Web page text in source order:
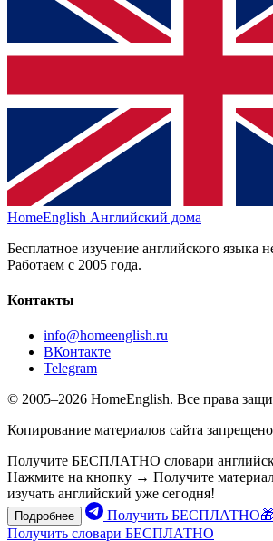
HomeEnglish Английский дома
Бесплатное изучение английского языка
Работаем с 2005 года.
Контакты
info@homeenglish.ru
ВКонтакте
Telegram
© 2005–2026 HomeEnglish. Все права
Копирование материалов сайта
Получите БЕСПЛАТНО словари
Нажмите на кнопку → Получите
изучать английский уже сегодня!
Подробнее
Получить БЕСПЛАТНО🎁
Получить словари БЕСПЛАТНО